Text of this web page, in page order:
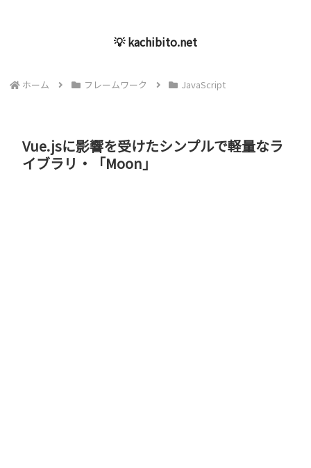
💡 kachibito.net
ホーム フレームワーク JavaScript
Vue.jsに影響を受けたシンプルで軽量なラ
イブラリ・「Moon」